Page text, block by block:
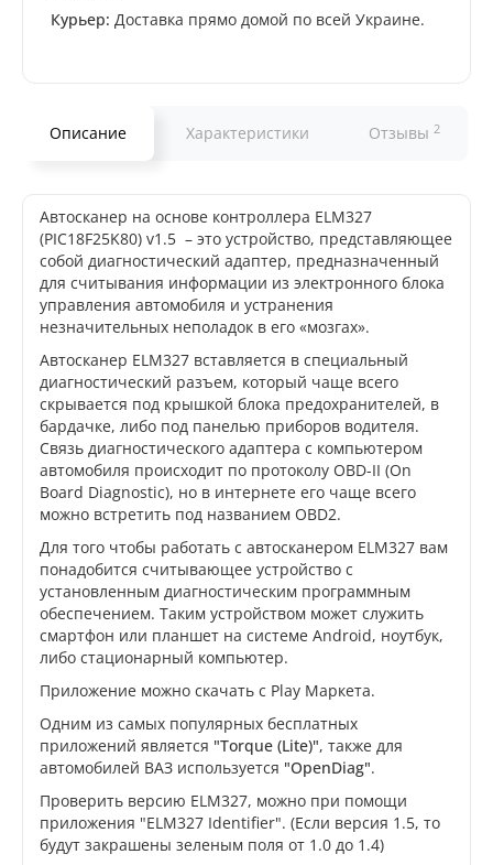
Курьер: Доставка прямо домой по всей Украине.
Описание Характеристики Отзывы 2
Автосканер на основе контроллера ELM327
(PIC18F25K80) v1.5 – это устройство, представляющее
собой диагностический адаптер, предназначенный
для считывания информации из электронного блока
управления автомобиля и устранения
незначительных неполадок в его «мозгах».
Автосканер ELM327 вставляется в специальный
диагностический разъем, который чаще всего
скрывается под крышкой блока предохранителей, в
бардачке, либо под панелью приборов водителя.
Связь диагностического адаптера с компьютером
автомобиля происходит по протоколу OBD-II (On
Board Diagnostic), но в интернете его чаще всего
можно встретить под названием OBD2.
Для того чтобы работать с автосканером ELM327 вам
понадобится считывающее устройство с
установленным диагностическим программным
обеспечением. Таким устройством может служить
смартфон или планшет на системе Android, ноутбук,
либо стационарный компьютер.
Приложение можно скачать с Play Маркета.
Одним из самых популярных бесплатных
приложений является "Torque (Lite)", также для
автомобилей ВАЗ используется "OpenDiag".
Проверить версию ELM327, можно при помощи
приложения "ELM327 Identifier". (Если версия 1.5, то
будут закрашены зеленым поля от 1.0 до 1.4)